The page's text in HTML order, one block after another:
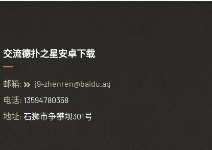
交流德扑之星安卓下载
邮箱:
j9-zhenren@baidu.ag
电话: 13594780358
地址: 石狮市争攀坝301号